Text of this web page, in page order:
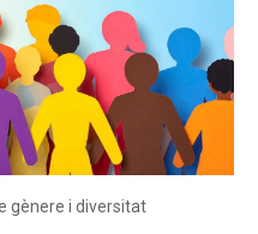
gènere i diversitat